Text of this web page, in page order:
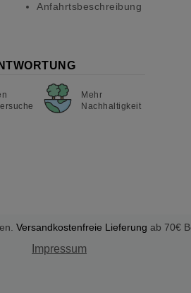
Anfahrtsbeschreibung
Mehr
Nachhaltigkeit
Versandkostenfreie Lieferung ab 70€
Impressum